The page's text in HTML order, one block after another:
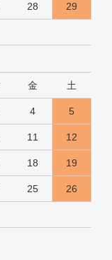
28 29
金 土
4 5
11 12
18 19
25 26